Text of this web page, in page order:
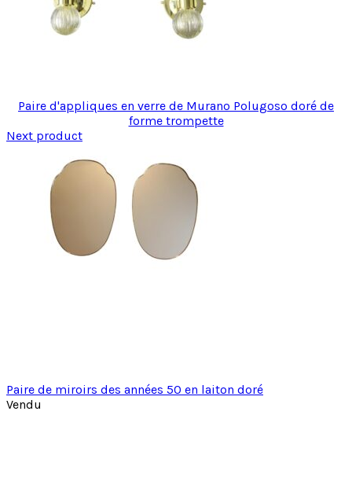
Paire d'appliques en verre de Murano Polugoso doré de
forme trompette
Next product
Paire de miroirs des années 50 en laiton doré
Vendu